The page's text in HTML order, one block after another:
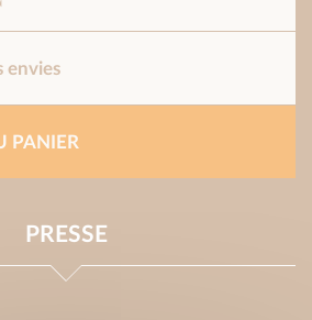
envies
PANIER
PRESSE